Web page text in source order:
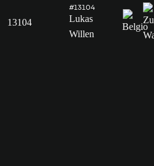
13104
#13104
Lukas
Willen